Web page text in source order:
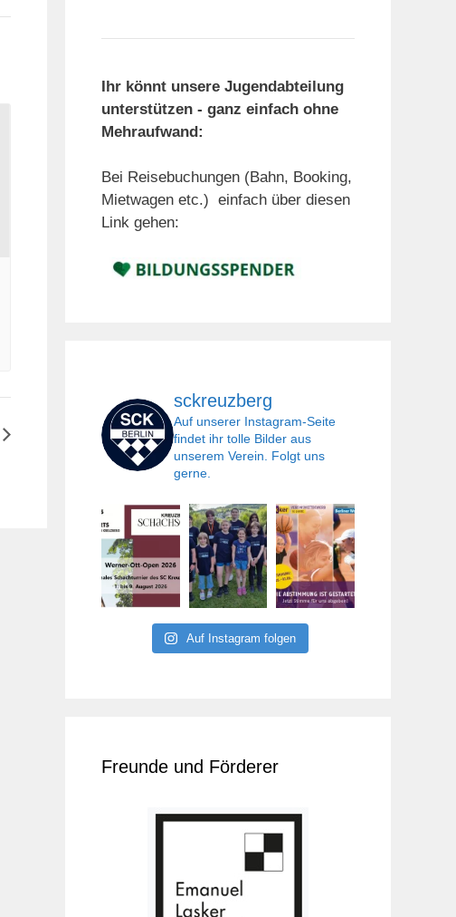
Ihr könnt unsere Jugendabteilung
unterstützen - ganz einfach ohne
Mehraufwand:
Bei Reisebuchungen (Bahn, Booking,
Mietwagen etc.) einfach über diesen
Link gehen:
sckreuzberg
Auf unserer Instagram-Seite
findet ihr tolle Bilder aus
unserem Verein. Folgt uns
gerne.
Auf Instagram folgen
Freunde und Förderer